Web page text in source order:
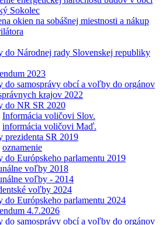
Sokolec
okien na sobášnej miestnosti a nákup
do Národnej rady Slovenskej republiky
2023
do samosprávy obcí a voľby do orgánov
krajov 2022
do NR SR 2020
Informácia voličovi Slov.
informácia voličovi Maď.
prezidenta SR 2019
oznamenie
do Európskeho parlamentu 2019
voľby 2018
voľby - 2014
voľby 2024
do Európskeho parlamentu 2024
4.7.2026
do samosprávy obcí a voľby do orgánov